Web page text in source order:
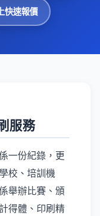
快速報價
服務
一份紀錄，更
校、培訓機
舉辦比賽、頒
得體、印刷精